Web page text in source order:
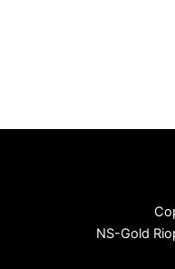
NS-Gold